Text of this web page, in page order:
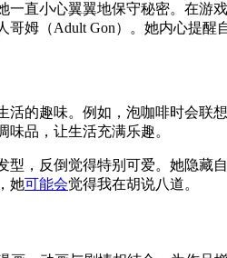
一直小心翼翼地保守秘密。在
姆（Adult Gon）。她内心提
的趣味。例如，泡咖啡时会
品，让生活充满乐趣。
型，反倒觉得特别可爱。她隐
她可能会觉得我在胡说八道。